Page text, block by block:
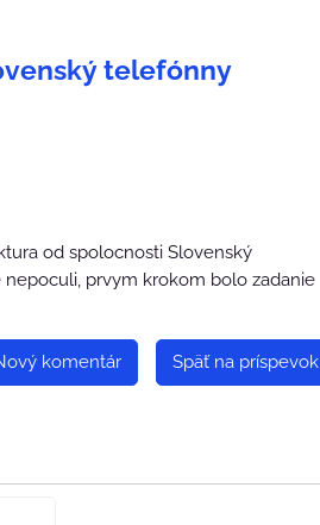
telefónny
od spolocnosti Slovenský
prvym krokom bolo zadanie
Späť na príspevok
komentár